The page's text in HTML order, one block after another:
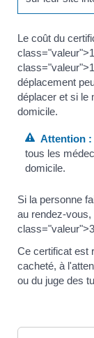
Le coût du
déplacement
déplacer et si le
domicile.
Attention :
tous les
domicile.
Si la personne
au rendez-
Ce certificat est
cacheté, à
ou du juge des